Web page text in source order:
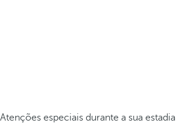
Atenções especiais durante a sua estadia